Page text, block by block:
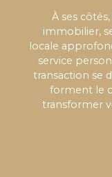
À ses côtés,
immobilier,
locale
service
transaction se
forment le
transformer